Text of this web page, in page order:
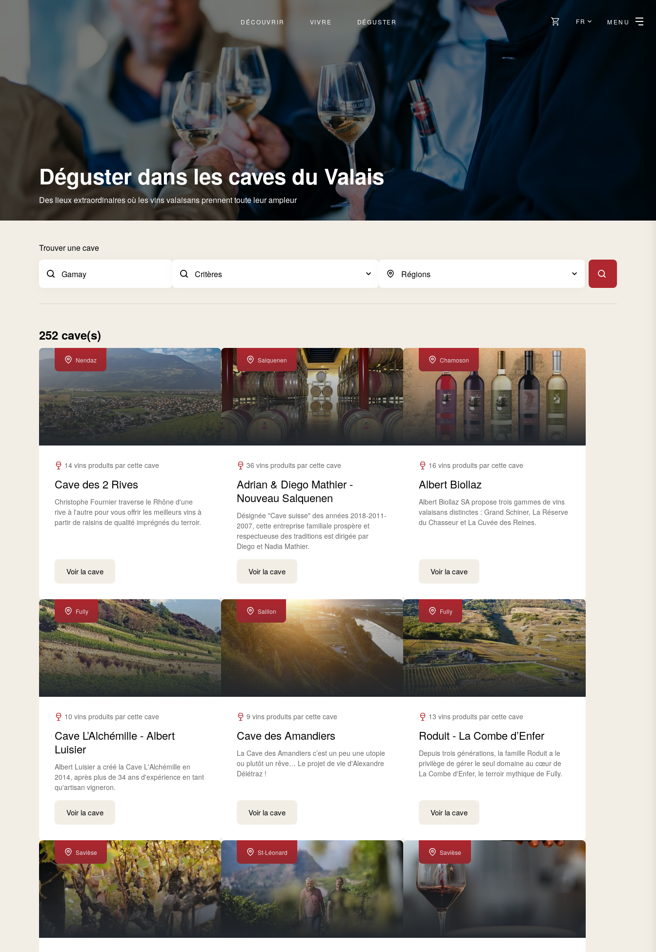
DÉCOUVRIR VIVRE DÉGUSTER FR MENU
Déguster dans les caves du Valais
Des lieux extraordinaires où les vins valaisans prennent toute leur ampleur
Trouver une cave
252 cave(s)
Nendaz
14 vins produits par cette cave
Cave des 2 Rives
Christophe Fournier traverse le Rhône d'une
rive à l'autre pour vous offrir les meilleurs vins à
partir de raisins de qualité imprégnés du terroir.
Voir la cave
Salquenen
36 vins produits par cette cave
Adrian & Diego Mathier -
Nouveau Salquenen
Désignée "Cave suisse" des années 2018-2011-
2007, cette entreprise familiale prospère et
respectueuse des traditions est dirigée par
Diego et Nadia Mathier.
Voir la cave
Chamoson
16 vins produits par cette cave
Albert Biollaz
Albert Biollaz SA propose trois gammes de vins
valaisans distinctes : Grand Schiner, La Réserve
du Chasseur et La Cuvée des Reines.
Voir la cave
Fully
10 vins produits par cette cave
Cave L’Alchémille - Albert
Luisier
Albert Luisier a créé la Cave L'Alchémille en
2014, après plus de 34 ans d'expérience en tant
qu'artisan vigneron.
Voir la cave
Saillon
9 vins produits par cette cave
Cave des Amandiers
La Cave des Amandiers c’est un peu une utopie
ou plutôt un rêve… Le projet de vie d'Alexandre
Délétraz !
Voir la cave
Fully
13 vins produits par cette cave
Roduit - La Combe d’Enfer
Depuis trois générations, la famille Roduit a le
privilège de gérer le seul domaine au cœur de
La Combe d'Enfer, le terroir mythique de Fully.
Voir la cave
Savièse St-Léonard Savièse